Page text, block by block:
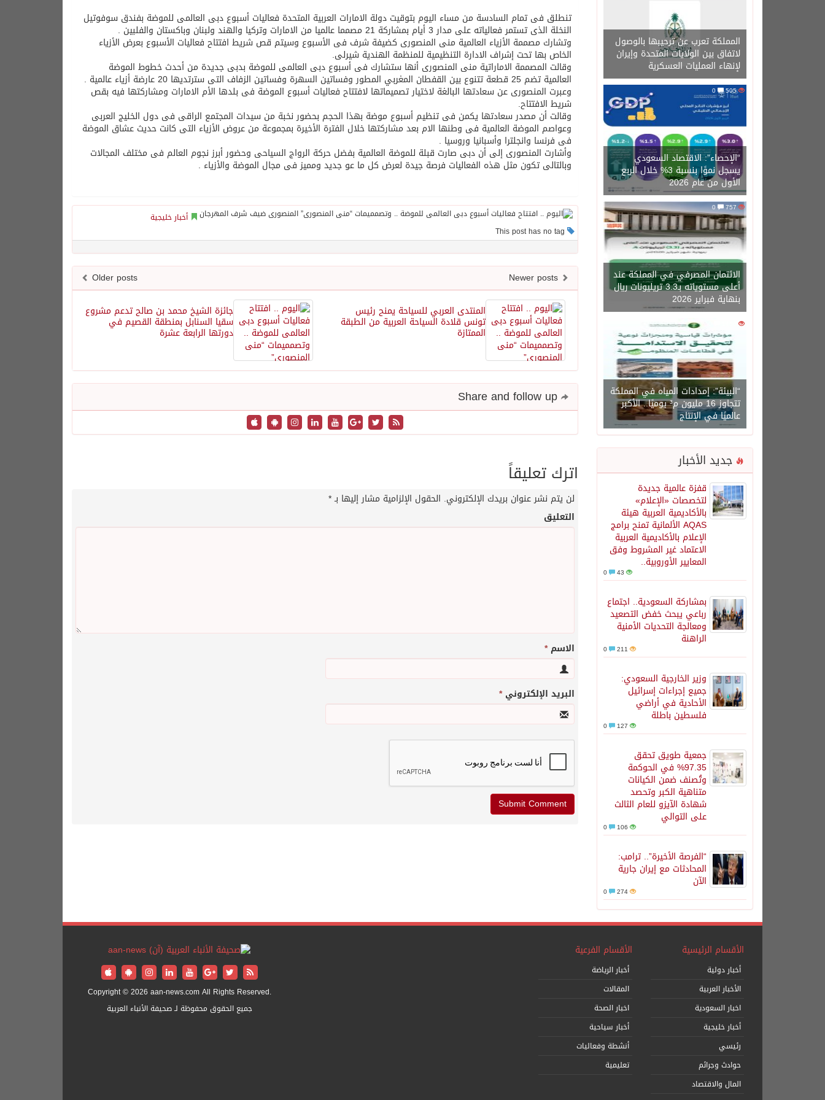
المملكة تعرب عن ترحيبها بالوصول
لاتفاق بين الولايات المتحدة وإيران
لإنهاء العمليات العسكرية
505
“الإحصاء”: الاقتصاد السعودي
يسجل نموًا بنسبة 3% خلال الربع
الأول من عام 2026
757
0
الائتمان المصرفي في المملكة عند
أعلى مستوياته بـ3.3 تريليونات ريال
بنهاية فبراير 2026
1450
“البيئة”: إمدادات المياه في المملكة
تتجاوز 16 مليون م³ يوميًا.. الأكبر
عالميًا في الإنتاج
جديد الأخبار
قفزة عالمية جديدة
لتخصصات «الإعلام»
بالأكاديمية العربية هيئة
AQAS الألمانية تمنح برامج
الإعلام بالأكاديمية العربية
الاعتماد غير المشروط وفق
المعايير الأوروبية..
43
بمشاركة السعودية.. اجتماع
رباعي يبحث خفض التصعيد
ومعالجة التحديات الأمنية
الراهنة
211
وزير الخارجية السعودي:
جميع إجراءات إسرائيل
الأحادية في أراضي
فلسطين باطلة
127
جمعية طويق تحقق
97.35% في الحوكمة
وتُصنف ضمن الكيانات
متناهية الكبر وتحصد
شهادة الآيزو للعام الثالث
على التوالي
106
“الفرصة الأخيرة”.. ترامب:
المحادثات مع إيران جارية
الآن
274
تنطلق فى تمام السادسة من مساء اليوم بتوقيت دولة الامارات العربية المتحدة فعاليات أسبوع دبى العالمى للموضة بفندق سوفوتيل
النخلة الذى تستمر فعالياته على مدار 3 أيام بمشاركة 21 مصمما عالميا من الامارات وتركيا والهند ولبنان وباكستان والفلبين .
وتشارك مصممة الأزياء العالمية منى المنصورى كضيفة شرف فى الأسبوع وسيتم قص شريط افتتاح فعاليات الأسبوع بعرض الأزياء
الخاص بها تحت إشراف الادارة التنظيمية للمنظمة الهندية شيرلى.
وقالت المصممة الاماراتية منى المنصورى أنها ستشارك فى أسبوع دبى العالمى للموضة بدبى جديدة من أحدث خطوط الموضة
العالمية تضم 25 قطعة تتنوع بين القفطان المغربي المطور وفساتين السهرة وفساتين الزفاف التى سترتديها 20 عارضة أزياء عالمية .
وعبرت المنصورى عن سعادتها البالغة لاختيار تصميماتها لافتتاح فعاليات أسبوع الموضة فى بلدها الأم الامارات ومشاركتها فيه بقص
شريط الافتتاح.
وقالت أن مصدر سعادتها يكمن فى تنظيم أسبوع موضة بهذا الحجم بحضور نخبة من سيدات المجتمع الراقى فى دول الخليج العربى
وعواصم الموضة العالمية فى وطنها الام بعد مشاركتها خلال الفترة الأخيرة بمجموعة من عروض الأزياء التى كانت حديث عشاق الموضة
فى فرنسا وانجلترا وأسبانيا وروسيا .
وأشارت المنصورى إلى أن دبى صارت قبلة للموضة العالمية بفضل حركة الرواج السياحى وحضور أبرز نجوم العالم فى مختلف المجالات
وبالتالى تكون مثل هذه الفعاليات فرصة جيدة لعرض كل ما عو جديد ومميز فى مجال الموضة والأزياء .
أخبار خليجية
Older posts
جائزة الشيخ محمد بن صالح تدعم مشروع
سقيا السنابل بمنطقة القصيم في
دورتها الرابعة عشرة
المنتدى العربي للسياحة يمنح رئيس
تونس قلادة السياحة العربية من الطبقة
الممتازة
اترك تعليقاً
لن يتم نشر عنوان بريدك الإلكتروني. الحقول الإلزامية مشار إليها بـ*
التعليق
الاسم*
البريد الإلكتروني*
الأقسام الرئيسية
أخبار دولية
الأخبار العربية
اخبار السعودية
أخبار خليجية
رئيسي
حوادث وجرائم
المال والاقتصاد
الأقسام الفرعية
أخبار الرياضة
المقالات
اخبار الصحة
أخبار سياحية
أنشطة وفعاليات
تعليمية
Copyright © 2026 aan-news.com All Rights Reserved.
جميع الحقوق محفوظة لـ صحيفة الأنباء العربية